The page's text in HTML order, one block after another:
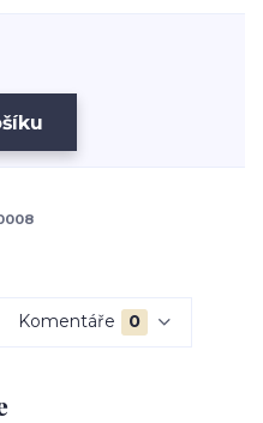
Komentáře 0